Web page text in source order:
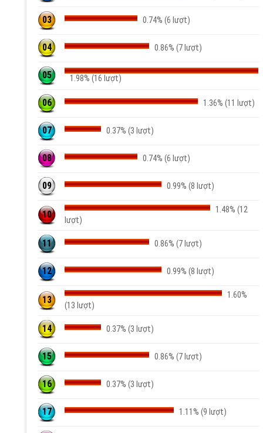
03 0.74% (6 lượt)
04 0.86% (7 lượt)
05 1.98% (16 lượt)
06 1.36% (11 lượt)
07 0.37% (3 lượt)
08 0.74% (6 lượt)
09 0.99% (8 lượt)
10
1.48% (12
lượt)
11 0.86% (7 lượt)
12 0.99% (8 lượt)
13
1.60%
(13 lượt)
14 0.37% (3 lượt)
15 0.86% (7 lượt)
16 0.37% (3 lượt)
17 1.11% (9 lượt)